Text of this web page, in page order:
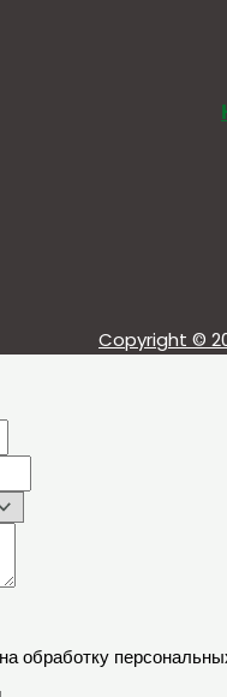
Copyright ©
обработку